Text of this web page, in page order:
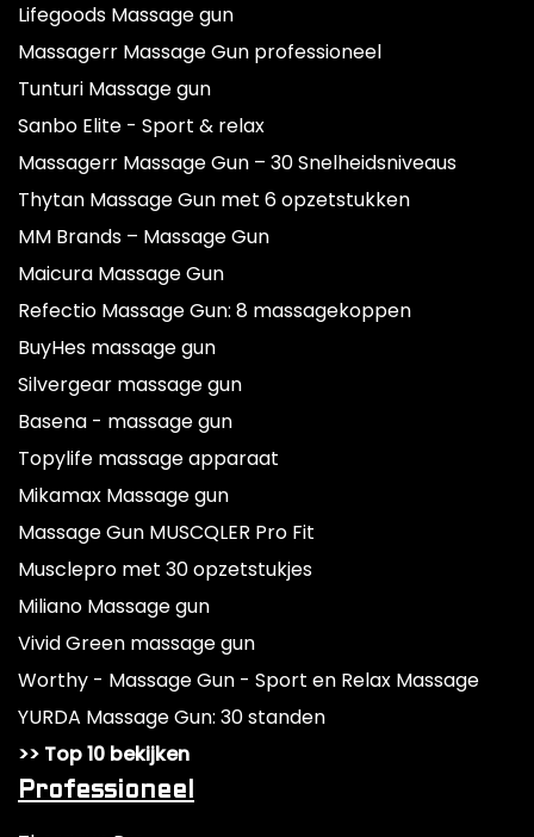
Lifegoods Massage gun
Massagerr Massage Gun professioneel
Tunturi Massage gun
Sanbo Elite - Sport & relax
Massagerr Massage Gun – 30 Snelheidsniveaus
Thytan Massage Gun met 6 opzetstukken
MM Brands – Massage Gun
Maicura Massage Gun
Refectio Massage Gun: 8 massagekoppen
BuyHes massage gun
Silvergear massage gun
Basena - massage gun
Topylife massage apparaat
Mikamax Massage gun
Massage Gun MUSCQLER Pro Fit
Musclepro met 30 opzetstukjes
Miliano Massage gun
Vivid Green massage gun
Worthy - Massage Gun - Sport en Relax Massage
YURDA Massage Gun: 30 standen
>> Top 10 bekijken
Professioneel